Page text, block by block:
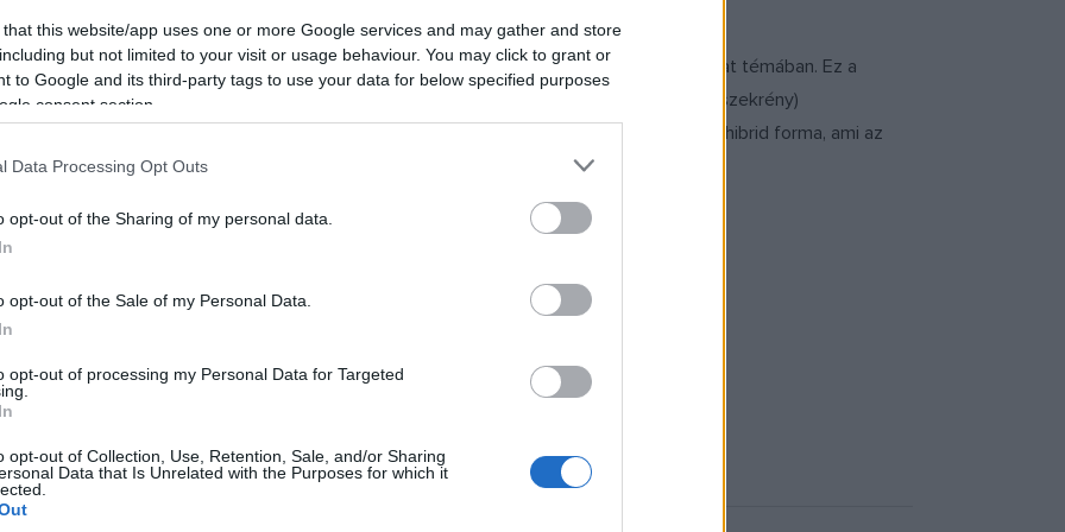
that this website/app uses one or more Google services and may gather and store
but not limited to your visit or usage behaviour. You may click to grant or
to Google and its third-party tags to use your data for below specified purposes
consent section.
Data Processing Opt Outs
opt-out of the Sharing of my personal data.
opt-out of the Sale of my Personal Data.
opt-out of processing my Personal Data for Targeted
opt-out of Collection, Use, Retention, Sale, and/or Sharing
Data that Is Unrelated with the Purposes for which it
melyet hároméves (!) mozgáskutatás előzött meg a test és tárgy közötti kapcsolat témában. Ez a
amely egy naiv alak és az őt körülvevő tárgyak (egy kedves komód és egy makacs szekrény)
és a tárgyszínház összekeveredik. A
egy lény, a test folytatódása a tárgyban, hibrid forma, ami az
hogyan bírnak a bútorok performatív erővel.
www.l-autre.be
Videórészlet az előadásból:
Adminisztráció:Chiara RIBERA D?ALCAL?